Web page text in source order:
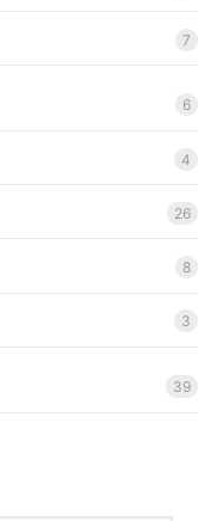
7
6
4
26
8
3
39